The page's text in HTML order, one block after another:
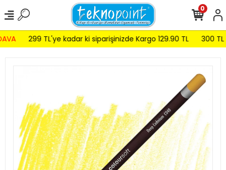
299 TL'ye kadar ki siparişinizde Kargo 129.90 TL 300 TL
0